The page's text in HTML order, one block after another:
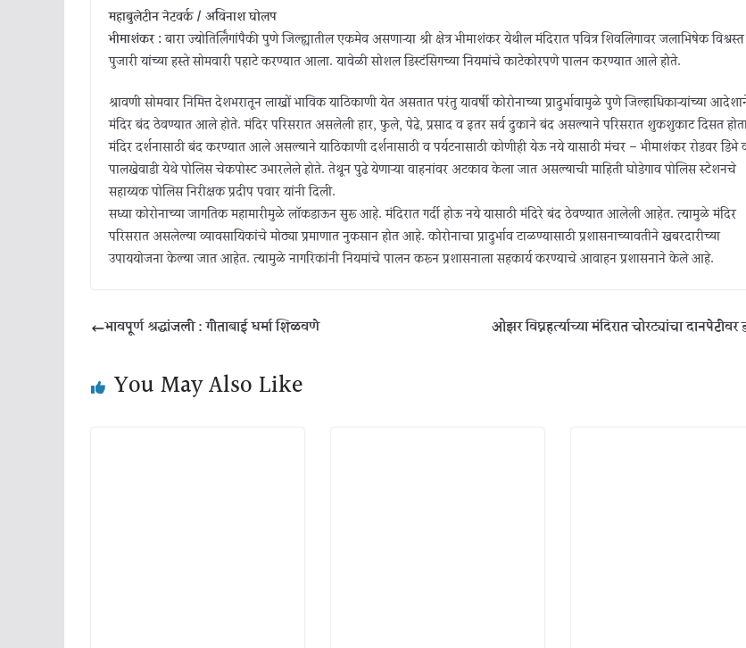
महाबुलेटीन नेटवर्क / अविनाश घोलप
भीमाशंकर :बारा ज्योतिर्लिंगांपैकी पुणे जिल्ह्यातील एकमेव असणाऱ्या श्री क्षेत्र भीमाशंकर येथील मंदिरात पवित्र शिवलिंगावर जलाभिषेक
पुजारी यांच्या हस्ते सोमवारी पहाटे करण्यात आला. यावेळी सोशल डिस्टंसिंगच्या नियमांचे काटेकोरपणे पालन करण्यात आले होते.
श्रावणी सोमवार निमित्त देशभरातून लाखों भाविक याठिकाणी येत असतात परंतु यावर्षी कोरोनाच्या प्रादुर्भावामुळे पुणे जिल्हाधिकाऱ्यांच्या
मंदिर बंद ठेवण्यात आले होते. मंदिर परिसरात असलेली हार, फुले, पेढे, प्रसाद व इतर सर्व दुकाने बंद असल्याने परिसरात शुकशुकाट दिसत
मंदिर दर्शनासाठी बंद करण्यात आले असल्याने याठिकाणी दर्शनासाठी व पर्यटनासाठी कोणीही येऊ नये यासाठी मंचर – भीमाशंकर रोडवर डिंभे
पालखेवाडी येथे पोलिस चेकपोस्ट उभारलेले होते. तेथून पुढे येणाऱ्या वाहनांवर अटकाव केला जात असल्याची माहिती घोडेगाव पोलिस स्टेशनचे
सहाय्यक पोलिस निरीक्षक प्रदीप पवार यांनी दिली.
सध्या कोरोनाच्या जागतिक महामारीमुळे लॉकडाऊन सुरू आहे. मंदिरात गर्दी होऊ नये यासाठी मंदिरे बंद ठेवण्यात आलेली आहेत. त्यामुळे मंदिर
परिसरात असलेल्या व्यावसायिकांचे मोठ्या प्रमाणात नुकसान होत आहे. कोरोनाचा प्रादुर्भाव टाळण्यासाठी प्रशासनाच्यावतीने खबरदारीच्या
उपाययोजना केल्या जात आहेत. त्यामुळे नागरिकांनी नियमांचे पालन करून प्रशासनाला सहकार्य करण्याचे आवाहन प्रशासनाने केले आहे.
भावपूर्ण श्रद्धांजली : गीताबाई धर्मा शिळवणे ओझर विघ्नहर्त्याच्या मंदिरात चोरट्यांचा दानपेटीवर
You May Also Like